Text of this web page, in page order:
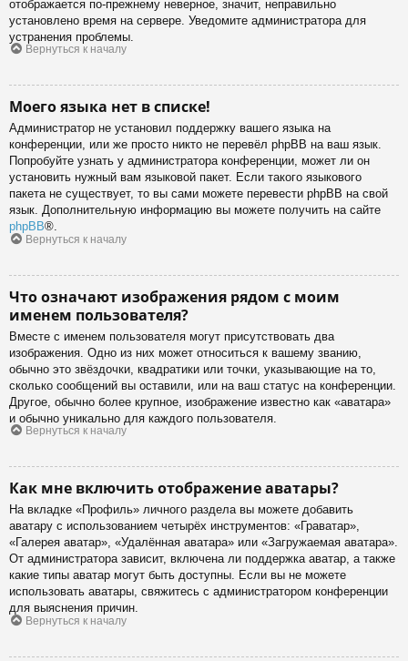
отображается по-прежнему неверное, значит, неправильно
установлено время на сервере. Уведомите администратора для
устранения проблемы.
Вернуться к началу
Моего языка нет в списке!
Администратор не установил поддержку вашего языка на
конференции, или же просто никто не перевёл phpBB на ваш язык.
Попробуйте узнать у администратора конференции, может ли он
установить нужный вам языковой пакет. Если такого языкового
пакета не существует, то вы сами можете перевести phpBB на свой
язык. Дополнительную информацию вы можете получить на сайте
phpBB®.
Вернуться к началу
Что означают изображения рядом с моим
именем пользователя?
Вместе с именем пользователя могут присутствовать два
изображения. Одно из них может относиться к вашему званию,
обычно это звёздочки, квадратики или точки, указывающие на то,
сколько сообщений вы оставили, или на ваш статус на конференции.
Другое, обычно более крупное, изображение известно как «аватара»
и обычно уникально для каждого пользователя.
Вернуться к началу
Как мне включить отображение аватары?
На вкладке «Профиль» личного раздела вы можете добавить
аватару с использованием четырёх инструментов: «Граватар»,
«Галерея аватар», «Удалённая аватара» или «Загружаемая аватара».
От администратора зависит, включена ли поддержка аватар, а также
какие типы аватар могут быть доступны. Если вы не можете
использовать аватары, свяжитесь с администратором конференции
для выяснения причин.
Вернуться к началу